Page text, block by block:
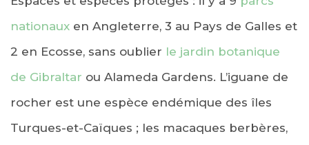
nationaux en Angleterre, 3 au Pays de Galles et
2 en Ecosse, sans oublier le jardin botanique
de Gibraltar ou Alameda Gardens. L’iguane de
rocher est une espèce endémique des îles
Turques-et-Caïques ; les macaques berbères,